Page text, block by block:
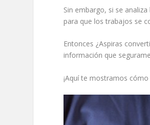
Sin embargo, si se
para que los trabajos se
Entonces ¿Aspiras
información que
¡Aquí te mostramos